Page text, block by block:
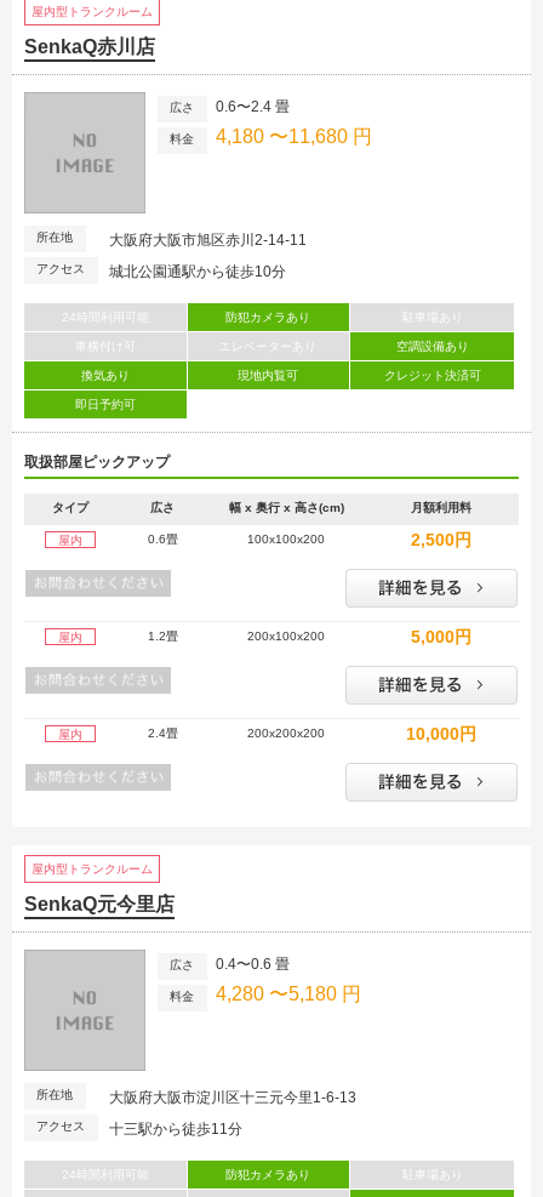
屋内型トランクルーム
SenkaQ赤川店
広さ 0.6〜2.4 畳
料金 4,180 〜11,680 円
所在地 大阪府大阪市旭区赤川2-14-11
アクセス 城北公園通駅から徒歩10分
24時間利用可能 防犯カメラあり 駐車場あり
車横付け可 エレベーターあり 空調設備あり
換気あり 現地内覧可 クレジット決済可
即日予約可
取扱部屋ピックアップ
タイプ 広さ 幅 x 奥行 x 高さ(cm) 月額利用料
屋内 0.6畳 100x100x200 2,500円
屋内 1.2畳 200x100x200 5,000円
屋内 2.4畳 200x200x200 10,000円
屋内型トランクルーム
SenkaQ元今里店
広さ 0.4〜0.6 畳
料金 4,280 〜5,180 円
所在地 大阪府大阪市淀川区十三元今里1-6-13
アクセス 十三駅から徒歩11分
24時間利用可能 防犯カメラあり 駐車場あり